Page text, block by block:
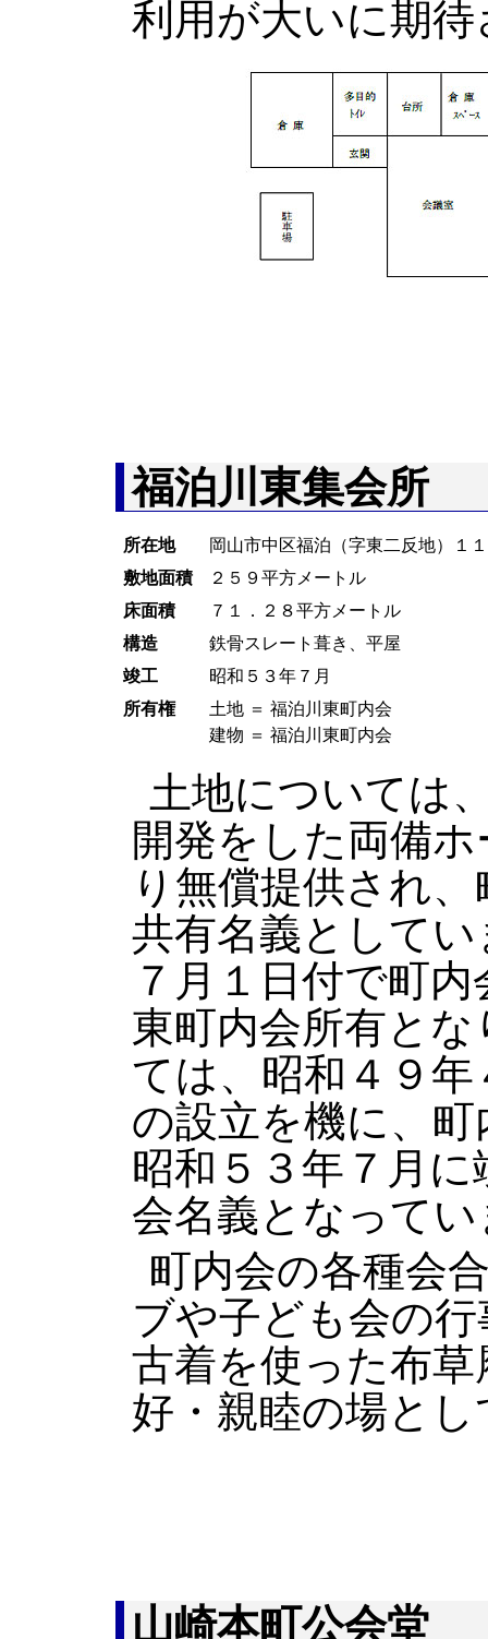
利用が大いに期
福泊川東集会所
所在地
岡山市中区福泊（字東二反地）１
敷地面積
２５９平方メートル
床面積
７１．２８平方メートル
構造
鉄骨スレート葺き、平屋
竣工
昭和５３年７月
所有権
土地 ＝ 福泊川東町内会
建物 ＝ 福泊川東町内会
土地については
開発をした両備
り無償提供され
共有名義として
７月１日付で町
東町内会所有と
ては、昭和４９
の設立を機に、
昭和５３年７月
会名義となって
町内会の各種会
ブや子ども会の
古着を使った布
好・親睦の場と
山崎本町公会堂